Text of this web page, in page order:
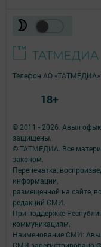
© 2011 - 2026. Авыл
защищены.
© ТАТМЕДИА. Все
законом.
Перепечатка,
информации,
размещенной на сайте,
редакций СМИ.
При поддержке
коммуникациям.
Наименование СМИ:
СМИ зарегистрировано
Телефон АО «ТАТМЕДИА»:
18+